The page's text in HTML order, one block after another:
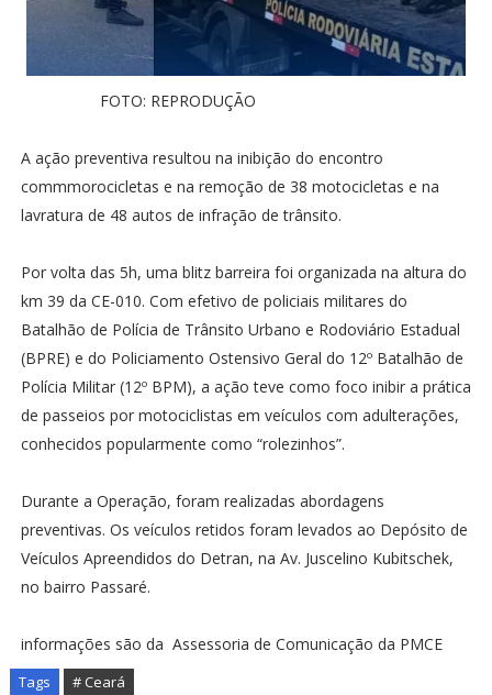
FOTO: REPRODUÇÃO
A ação preventiva resultou na inibição do encontro
commmorocicletas e na remoção de 38 motocicletas e na
lavratura de 48 autos de infração de trânsito.
Por volta das 5h, uma blitz barreira foi organizada na altura do
km 39 da CE-010. Com efetivo de policiais militares do
Batalhão de Polícia de Trânsito Urbano e Rodoviário Estadual
(BPRE) e do Policiamento Ostensivo Geral do 12º Batalhão de
Polícia Militar (12º BPM), a ação teve como foco inibir a prática
de passeios por motociclistas em veículos com adulterações,
conhecidos popularmente como “rolezinhos”.
Durante a Operação, foram realizadas abordagens
preventivas. Os veículos retidos foram levados ao Depósito de
Veículos Apreendidos do Detran, na Av. Juscelino Kubitschek,
no bairro Passaré.
informações são da Assessoria de Comunicação da PMCE
Tags # Ceará